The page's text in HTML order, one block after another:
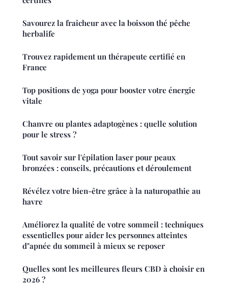
Savourez la fraîcheur avec la boisson thé pêche
herbalife
Trouvez rapidement un thérapeute certifié en
France
Top positions de yoga pour booster votre énergie
vitale
Chanvre ou plantes adaptogènes : quelle solution
pour le stress ?
Tout savoir sur l'épilation laser pour peaux
bronzées : conseils, précautions et déroulement
Révélez votre bien-être grâce à la naturopathie au
havre
Améliorez la qualité de votre sommeil : techniques
essentielles pour aider les personnes atteintes
d"apnée du sommeil à mieux se reposer
Quelles sont les meilleures fleurs CBD à choisir en
2026 ?